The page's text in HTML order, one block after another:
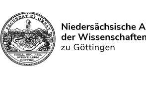
Search